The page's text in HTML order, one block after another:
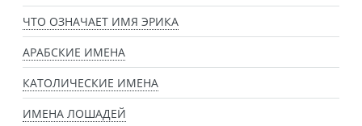
ЧТО ОЗНАЧАЕТ ИМЯ ЭРИКА
АРАБСКИЕ ИМЕНА
КАТОЛИЧЕСКИЕ ИМЕНА
ИМЕНА ЛОШАДЕЙ